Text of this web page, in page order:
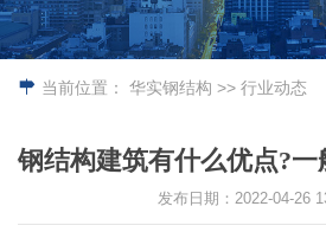
当前位置： 华实钢结构 >> 行业动态
钢结构建筑有什么优点?
发布日期：2022-04-26